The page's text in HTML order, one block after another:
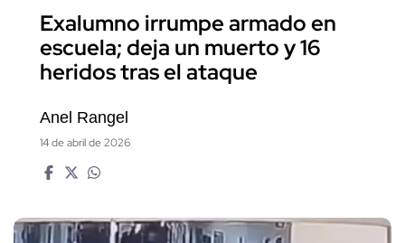
Exalumno irrumpe armado en
escuela; deja un muerto y 16
heridos tras el ataque
Anel Rangel
14 de abril de 2026